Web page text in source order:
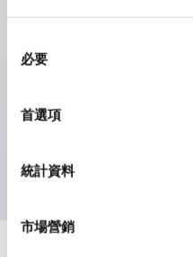
必要
首選項
統計資料
市場營銷
造。
配備可確認接點狀態的指
手柄可從6種中選擇